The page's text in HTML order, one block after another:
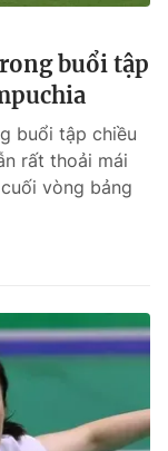
buổi tập
buổi tập chiều
rất thoải mái
vòng bảng